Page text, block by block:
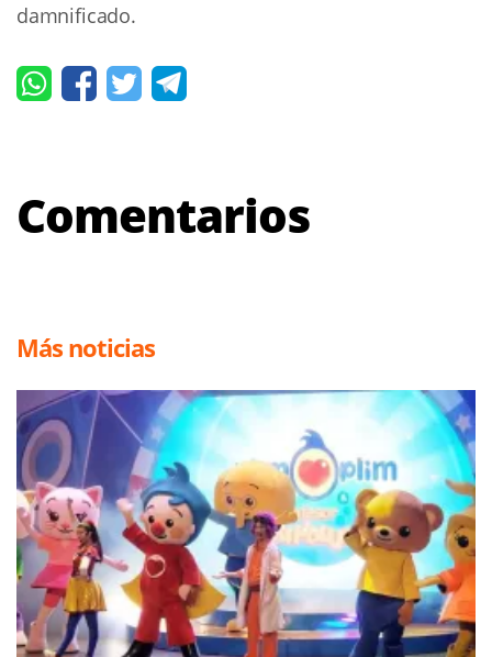
damnificado.
Comentarios
Más noticias